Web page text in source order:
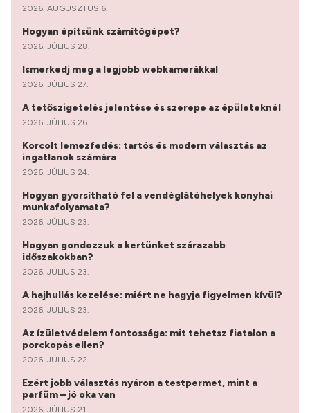
2026. AUGUSZTUS 6.
Hogyan építsünk számítógépet?
2026. JÚLIUS 28.
Ismerkedj meg a legjobb webkamerákkal
2026. JÚLIUS 27.
A tetőszigetelés jelentése és szerepe az épületeknél
2026. JÚLIUS 26.
Korcolt lemezfedés: tartós és modern választás az
ingatlanok számára
2026. JÚLIUS 24.
Hogyan gyorsítható fel a vendéglátóhelyek konyhai
munkafolyamata?
2026. JÚLIUS 23.
Hogyan gondozzuk a kertünket szárazabb
időszakokban?
2026. JÚLIUS 23.
A hajhullás kezelése: miért ne hagyja figyelmen kívül?
2026. JÚLIUS 23.
Az ízületvédelem fontossága: mit tehetsz fiatalon a
porckopás ellen?
2026. JÚLIUS 22.
Ezért jobb választás nyáron a testpermet, mint a
parfüm – jó oka van
2026. JÚLIUS 21.